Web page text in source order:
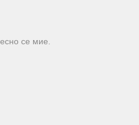
се мие.